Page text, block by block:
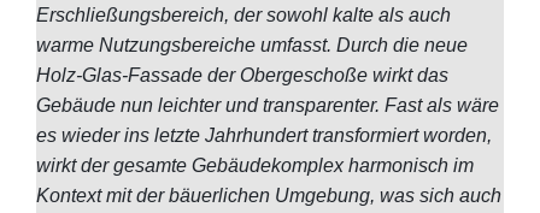
Erschließungsbereich, der sowohl kalte als auch
warme Nutzungsbereiche umfasst. Durch die neue
Holz-Glas-Fassade der Obergeschoße wirkt das
Gebäude nun leichter und transparenter. Fast als wäre
es wieder ins letzte Jahrhundert transformiert worden,
wirkt der gesamte Gebäudekomplex harmonisch im
Kontext mit der bäuerlichen Umgebung, was sich auch